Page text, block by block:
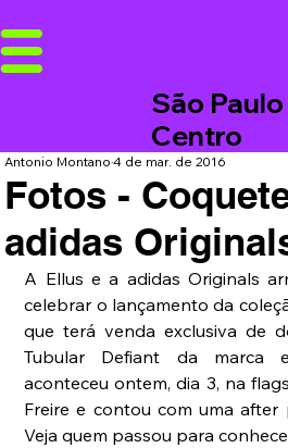
São Paulo
Centro
Fotos -
adidas
Antonio Montano4 de mar. de 2016
A Ellus e a adidas Originals
celebrar o lançamento da
que terá venda exclusiva de
Tubular Defiant da marca
aconteceu ontem, dia 3, na
Freire e contou com uma after
Veja quem passou para